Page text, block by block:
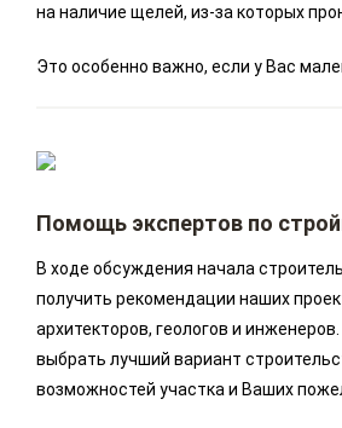
на наличие щелей, из-за которых
Это особенно важно, если у Вас
Помощь экспертов по
В ходе обсуждения начала
получить рекомендации наших
архитекторов, геологов и
выбрать лучший вариант
возможностей участка и Ваших